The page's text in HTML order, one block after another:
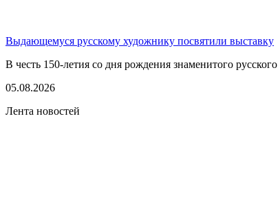
Выдающемуся русскому художнику посвятили выставку
В честь 150-летия со дня рождения знаменитого
05.08.2026
Лента новостей